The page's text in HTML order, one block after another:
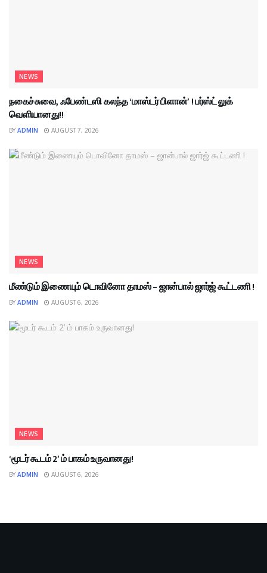
NEWS
நகைச்சுவை, ஃபேண்டஸி கலந்த ‘மாஸ்டர் பிளான்’ ! பர்ஸ்ட் லுக்
வெளியானது!!
BY ADMIN AUGUST 7, 2026
NEWS
மீண்டும் இணையும் டொவினோ தாமஸ் – ஜான்பால் ஜார்ஜ் கூட்டணி !
BY ADMIN AUGUST 6, 2026
NEWS
‘மூடர் கூடம் 2’ ம் பாகம் உருவானது!
BY ADMIN AUGUST 6, 2026